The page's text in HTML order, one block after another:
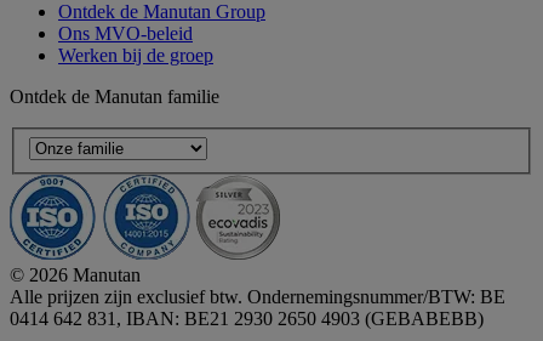
Ontdek de Manutan Group
Ons MVO-beleid
Werken bij de groep
Ontdek de Manutan familie
© 2026 Manutan
Alle prijzen zijn exclusief btw. Ondernemingsnummer/BTW: BE
0414 642 831, IBAN: BE21 2930 2650 4903 (GEBABEBB)